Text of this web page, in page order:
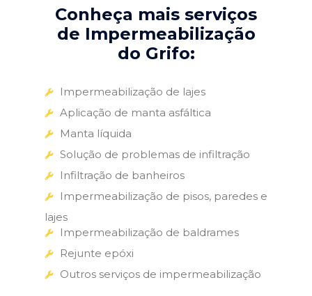
Conheça mais serviços
de Impermeabilização
do Grifo:
Impermeabilização de lajes
Aplicação de manta asfáltica
Manta líquida
Solução de problemas de infiltração
Infiltração de banheiros
Impermeabilização de pisos, paredes e
lajes
Impermeabilização de baldrames
Rejunte epóxi
Outros serviços de impermeabilização